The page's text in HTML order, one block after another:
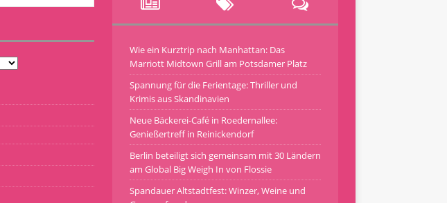
Wie ein Kurztrip nach Manhattan: Das
Marriott Midtown Grill am Potsdamer Platz
Spannung für die Ferientage: Thriller und
Krimis aus Skandinavien
Neue Bäckerei-Café in Roedernallee:
Genießertreff in Reinickendorf
Berlin beteiligt sich gemeinsam mit 30 Ländern
am Global Big Weigh In von Flossie
Spandauer Altstadtfest: Winzer, Weine und